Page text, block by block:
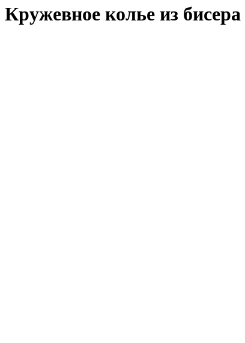
Кружевное колье из бисера